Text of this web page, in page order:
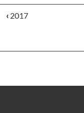
‹ 2017